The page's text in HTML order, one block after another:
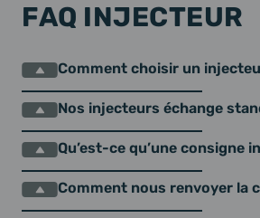
FAQ INJECTEUR
Comment choisir un
Nos injecteurs échange
Qu’est-ce qu’une consigne
Comment nous renvoyer la